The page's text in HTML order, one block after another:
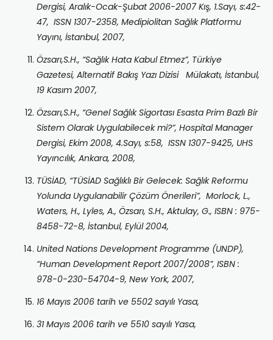
Dergisi, Aralık-Ocak-Şubat 2006-2007 Kış, 1.Sayı, s:42-
47, ISSN 1307-2358, Medipiolitan Sağlık Platformu
Yayını, İstanbul, 2007,
Özsarı,S.H., “Sağlık Hata Kabul Etmez”, Türkiye
Gazetesi, Alternatif Bakış Yazı Dizisi Mülakatı, İstanbul,
19 Kasım 2007,
Özsarı,S.H., “Genel Sağlık Sigortası Esasta Prim Bazlı Bir
Sistem Olarak Uygulabilecek mi?”, Hospital Manager
Dergisi, Ekim 2008, 4.Sayı, s:58, ISSN 1307-9425, UHS
Yayıncılık, Ankara, 2008,
TÜSİAD, “TÜSİAD Sağlıklı Bir Gelecek: Sağlık Reformu
Yolunda Uygulanabilir Çözüm Önerileri”, Morlock, L.,
Waters, H., Lyles, A., Özsarı, S.H., Aktulay, G., ISBN : 975-
8458-72-8, İstanbul, Eylül 2004,
United Nations Development Programme (UNDP),
“Human Development Report 2007/2008”, ISBN :
978-0-230-54704-9, New York, 2007,
16 Mayıs 2006 tarih ve 5502 sayılı Yasa,
31 Mayıs 2006 tarih ve 5510 sayılı Yasa,